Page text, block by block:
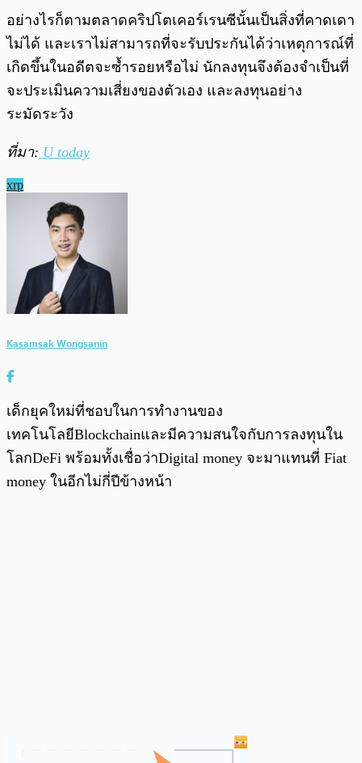
อย่างไรก็ตามตลาดคริปโตเคอร์เรนซีนั้นเป็นสิ่งที่คาดเดา
ไม่ได้ และเราไม่สามารถที่จะรับประกันได้ว่าเหตุการณ์ที่
เกิดขึ้นในอดีตจะซ้ำรอยหรือไม่ นักลงทุนจึงต้องจำเป็นที่
จะประเมินความเสี่ยงของตัวเอง และลงทุนอย่าง
ระมัดระวัง
ที่มา: U today
xrp
Kasamsak Wongsanin
เด็กยุคใหม่ที่ชอบในการทำงานของ
เทคโนโลยีBlockchainและมีความสนใจกับการลงทุนใน
โลกDeFi พร้อมทั้งเชื่อว่าDigital money จะมาแทนที่ Fiat
money ในอีกไม่กี่ปีข้างหน้า